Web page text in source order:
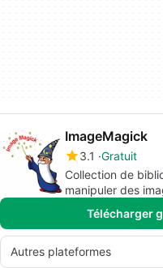
ImageMagick
3.1 Gratuit
Collection de
manipuler des
Télécharger
Autres plateformes